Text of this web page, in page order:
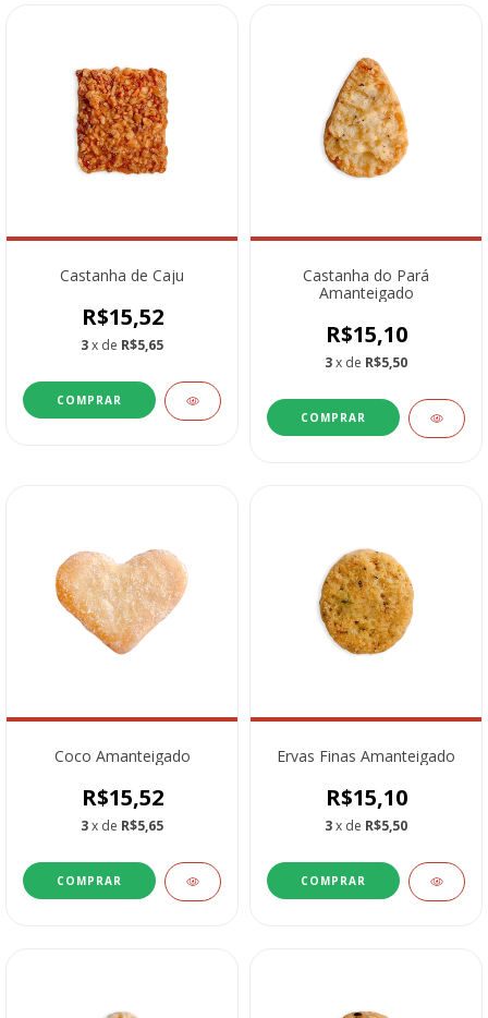
Castanha de Caju
R$15,52
3x de R$5,65
COMPRAR
Castanha do Pará
Amanteigado
R$15,10
3x de R$5,50
COMPRAR
Coco Amanteigado
R$15,52
3x de R$5,65
COMPRAR
Ervas Finas Amanteigado
R$15,10
3x de R$5,50
COMPRAR